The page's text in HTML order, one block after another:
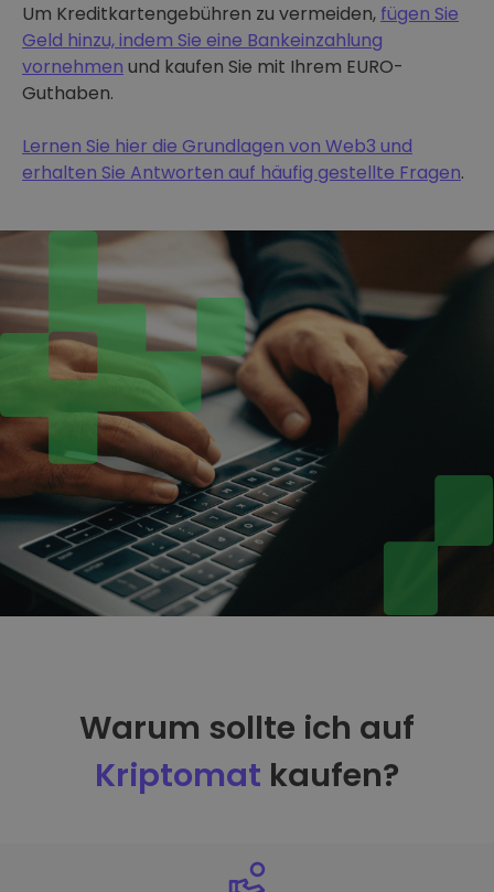
Um Kreditkartengebühren zu vermeiden, fügen Sie
Geld hinzu, indem Sie eine Bankeinzahlung
vornehmen und kaufen Sie mit Ihrem EURO-
Guthaben.
Lernen Sie hier die Grundlagen von Web3 und
erhalten Sie Antworten auf häufig gestellte Fragen.
Warum sollte ich auf
Kriptomat kaufen?